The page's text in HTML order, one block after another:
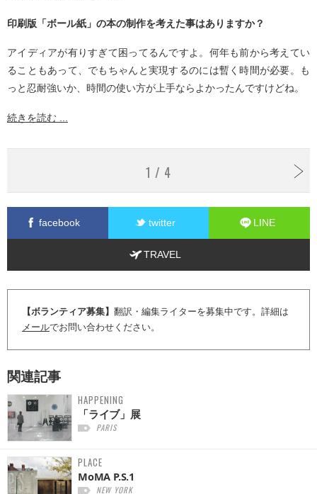
印刷版「ボール紙」の本の制作を考えた事はありますか？
アイディアが有りすぎて困ってるんですよ。何年も前から考えてい
ることもあって、でもちゃんと実現するのには暫く時間が必要。も
っと忍耐強いか、時間の使い方が上手ならよかったんですけどね。
続きを読む ...
1 / 4
facebook twitter LINE
TRAVEL
【ボランティア募集】 翻訳・編集ライターを募集中です。詳細は
メールでお問い合わせください。
関連記事
HAPPENING
「ライブ」展
PARIS
PLACE
MoMA P.S.1
NEW YORK